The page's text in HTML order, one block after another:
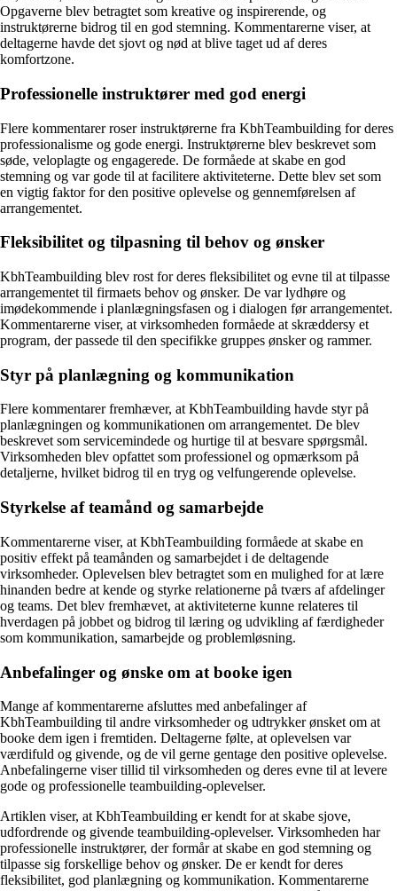
Opgaverne blev betragtet som kreative og inspirerende, og
instruktørerne bidrog til en god stemning. Kommentarerne viser, at
deltagerne havde det sjovt og nød at blive taget ud af deres
komfortzone.
Professionelle instruktører med god energi
Flere kommentarer roser instruktørerne fra KbhTeambuilding for deres
professionalisme og gode energi. Instruktørerne blev beskrevet som
søde, veloplagte og engagerede. De formåede at skabe en god
stemning og var gode til at facilitere aktiviteterne. Dette blev set som
en vigtig faktor for den positive oplevelse og gennemførelsen af
arrangementet.
Fleksibilitet og tilpasning til behov og ønsker
KbhTeambuilding blev rost for deres fleksibilitet og evne til at tilpasse
arrangementet til firmaets behov og ønsker. De var lydhøre og
imødekommende i planlægningsfasen og i dialogen før arrangementet.
Kommentarerne viser, at virksomheden formåede at skræddersy et
program, der passede til den specifikke gruppes ønsker og rammer.
Styr på planlægning og kommunikation
Flere kommentarer fremhæver, at KbhTeambuilding havde styr på
planlægningen og kommunikationen om arrangementet. De blev
beskrevet som servicemindede og hurtige til at besvare spørgsmål.
Virksomheden blev opfattet som professionel og opmærksom på
detaljerne, hvilket bidrog til en tryg og velfungerende oplevelse.
Styrkelse af teamånd og samarbejde
Kommentarerne viser, at KbhTeambuilding formåede at skabe en
positiv effekt på teamånden og samarbejdet i de deltagende
virksomheder. Oplevelsen blev betragtet som en mulighed for at lære
hinanden bedre at kende og styrke relationerne på tværs af afdelinger
og teams. Det blev fremhævet, at aktiviteterne kunne relateres til
hverdagen på jobbet og bidrog til læring og udvikling af færdigheder
som kommunikation, samarbejde og problemløsning.
Anbefalinger og ønske om at booke igen
Mange af kommentarerne afsluttes med anbefalinger af
KbhTeambuilding til andre virksomheder og udtrykker ønsket om at
booke dem igen i fremtiden. Deltagerne følte, at oplevelsen var
værdifuld og givende, og de vil gerne gentage den positive oplevelse.
Anbefalingerne viser tillid til virksomheden og deres evne til at levere
gode og professionelle teambuilding-oplevelser.
Artiklen viser, at KbhTeambuilding er kendt for at skabe sjove,
udfordrende og givende teambuilding-oplevelser. Virksomheden har
professionelle instruktører, der formår at skabe en god stemning og
tilpasse sig forskellige behov og ønsker. De er kendt for deres
fleksibilitet, god planlægning og kommunikation. Kommentarerne